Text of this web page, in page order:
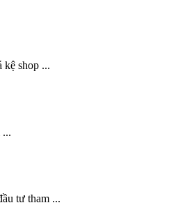
kệ shop ...
...
tư tham ...